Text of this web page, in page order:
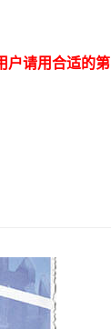
户请用合适的第